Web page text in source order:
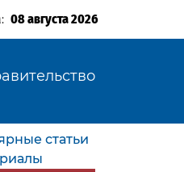
08 августа 2026
статьи